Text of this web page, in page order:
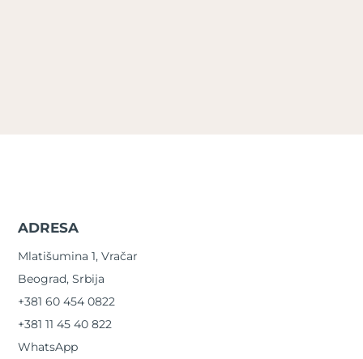
ADRESA
Mlatišumina 1, Vračar
Beograd, Srbija
+381 60 454 0822
+381 11 45 40 822
WhatsApp